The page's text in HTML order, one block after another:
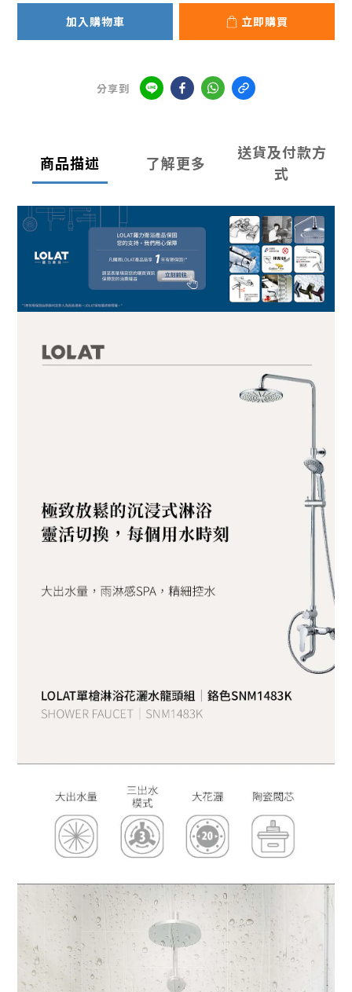
加入購物車 立即購買
分享到
商品描述 了解更多
送貨及付款方
式